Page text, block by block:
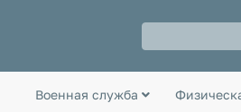
Военная служба